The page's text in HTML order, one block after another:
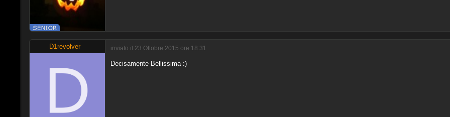
D1revolver inviato il 23 Ottobre 2015 ore 18:31
Decisamente Bellissima :)